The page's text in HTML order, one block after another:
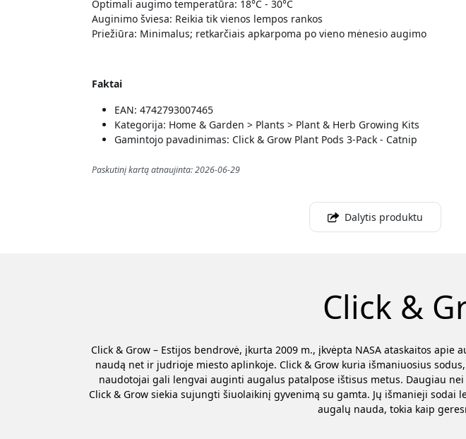
Optimali augimo temperatūra: 18°C - 30°C
Auginimo šviesa: Reikia tik vienos lempos rankos
Priežiūra: Minimalus; retkarčiais apkarpoma po vieno mėnesio augimo
Faktai
EAN: 4742793007465
Kategorija: Home & Garden > Plants > Plant & Herb Growing Kits
Gamintojo pavadinimas: Click & Grow Plant Pods 3-Pack - Catnip
Paskutinį kartą atnaujinta: 2026-06-29
Dalytis produktu
Click &
Click & Grow – Estijos bendrovė, įkurta 2009 m., įkvėpta NASA ataskaitos
naudą net ir judrioje miesto aplinkoje. Click & Grow kuria išmaniuosius
naudotojai gali lengvai auginti augalus patalpose ištisus metus. Daugiau
Click & Grow siekia sujungti šiuolaikinį gyvenimą su gamta. Jų išmanieji
augalų nauda, tokia kaip